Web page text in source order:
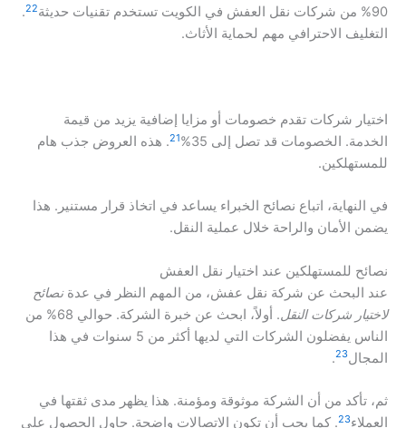
90% من شركات نقل العفش في الكويت تستخدم تقنيات حديثة
22
.
التغليف الاحترافي مهم لحماية الأثاث.
اختيار شركات تقدم خصومات أو مزايا إضافية يزيد من قيمة
الخدمة. الخصومات قد تصل إلى 35%
21. هذه العروض جذب هام
للمستهلكين.
في النهاية، اتباع نصائح الخبراء يساعد في اتخاذ قرار مستنير. هذا
يضمن الأمان والراحة خلال عملية النقل.
نصائح للمستهلكين عند اختيار نقل العفش
عند البحث عن شركة نقل عفش، من المهم النظر في عدةنصائح
لاختيار شركات النقل
. أولاً، ابحث عن خبرة الشركة. حوالي 68% من
الناس يفضلون الشركات التي لديها أكثر من 5 سنوات في هذا
المجال23
.
ثم، تأكد من أن الشركة موثوقة ومؤمنة. هذا يظهر مدى ثقتها في
العملاء23. كما يجب أن تكون الاتصالات واضحة. حاول الحصول على